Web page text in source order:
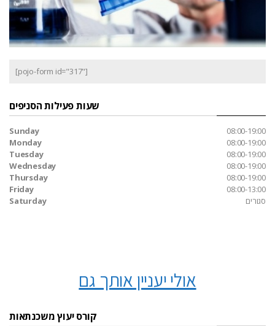
[pojo-form id="317"]
שעות פעילות הסניפים
Sunday
08:00-19:00
Monday
08:00-19:00
Tuesday
08:00-19:00
Wednesday
08:00-19:00
Thursday
08:00-19:00
Friday
08:00-13:00
Saturday
סגורים
אולי יעניין אותך גם
קורס יעוץ משכנתאות